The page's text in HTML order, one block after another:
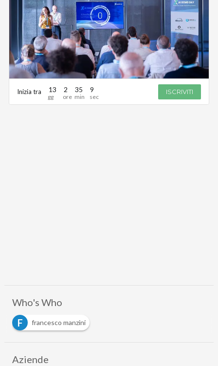
Inizia tra 13 2 35 9 ISCRIVITI
Who's Who
F
francesco manzini
Aziende